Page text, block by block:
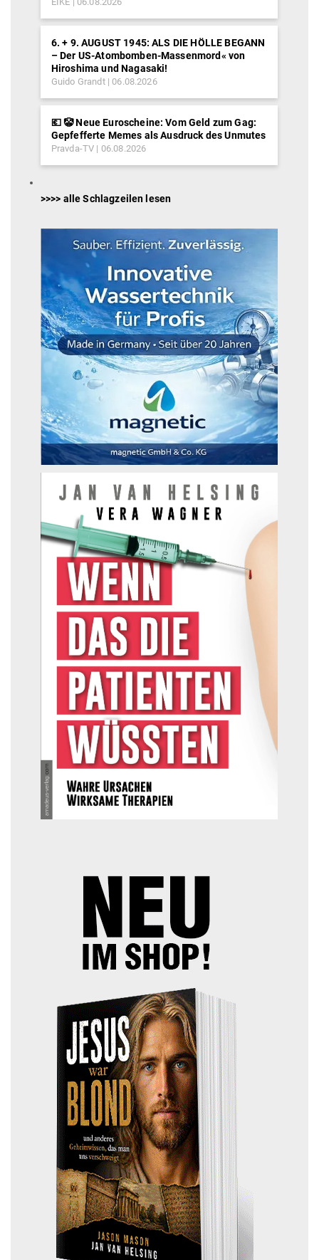
6. + 9. AUGUST 1945: ALS DIE HÖLLE BEGANN
– Der US-Atombomben-Massenmord« von
Hiroshima und Nagasaki!
Guido Grandt 06.08.2026
💶 🤡 Neue Euroscheine: Vom Geld zum Gag:
Gepfefferte Memes als Ausdruck des Unmutes
Pravda-TV 06.08.2026
>>>> alle Schlagzeilen lesen